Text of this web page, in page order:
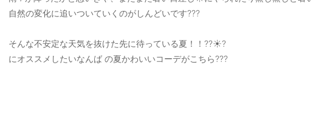
自然の変化に追いついていくのがしんどいです???
そんな不安定な天気を抜けた先に待っている夏！！??☀️?
にオススメしたいなんば の夏かわいいコーデがこちら???